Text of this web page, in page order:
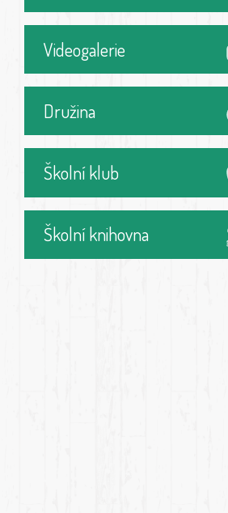
Videogalerie
Družina
Školní klub
Školní knihovna